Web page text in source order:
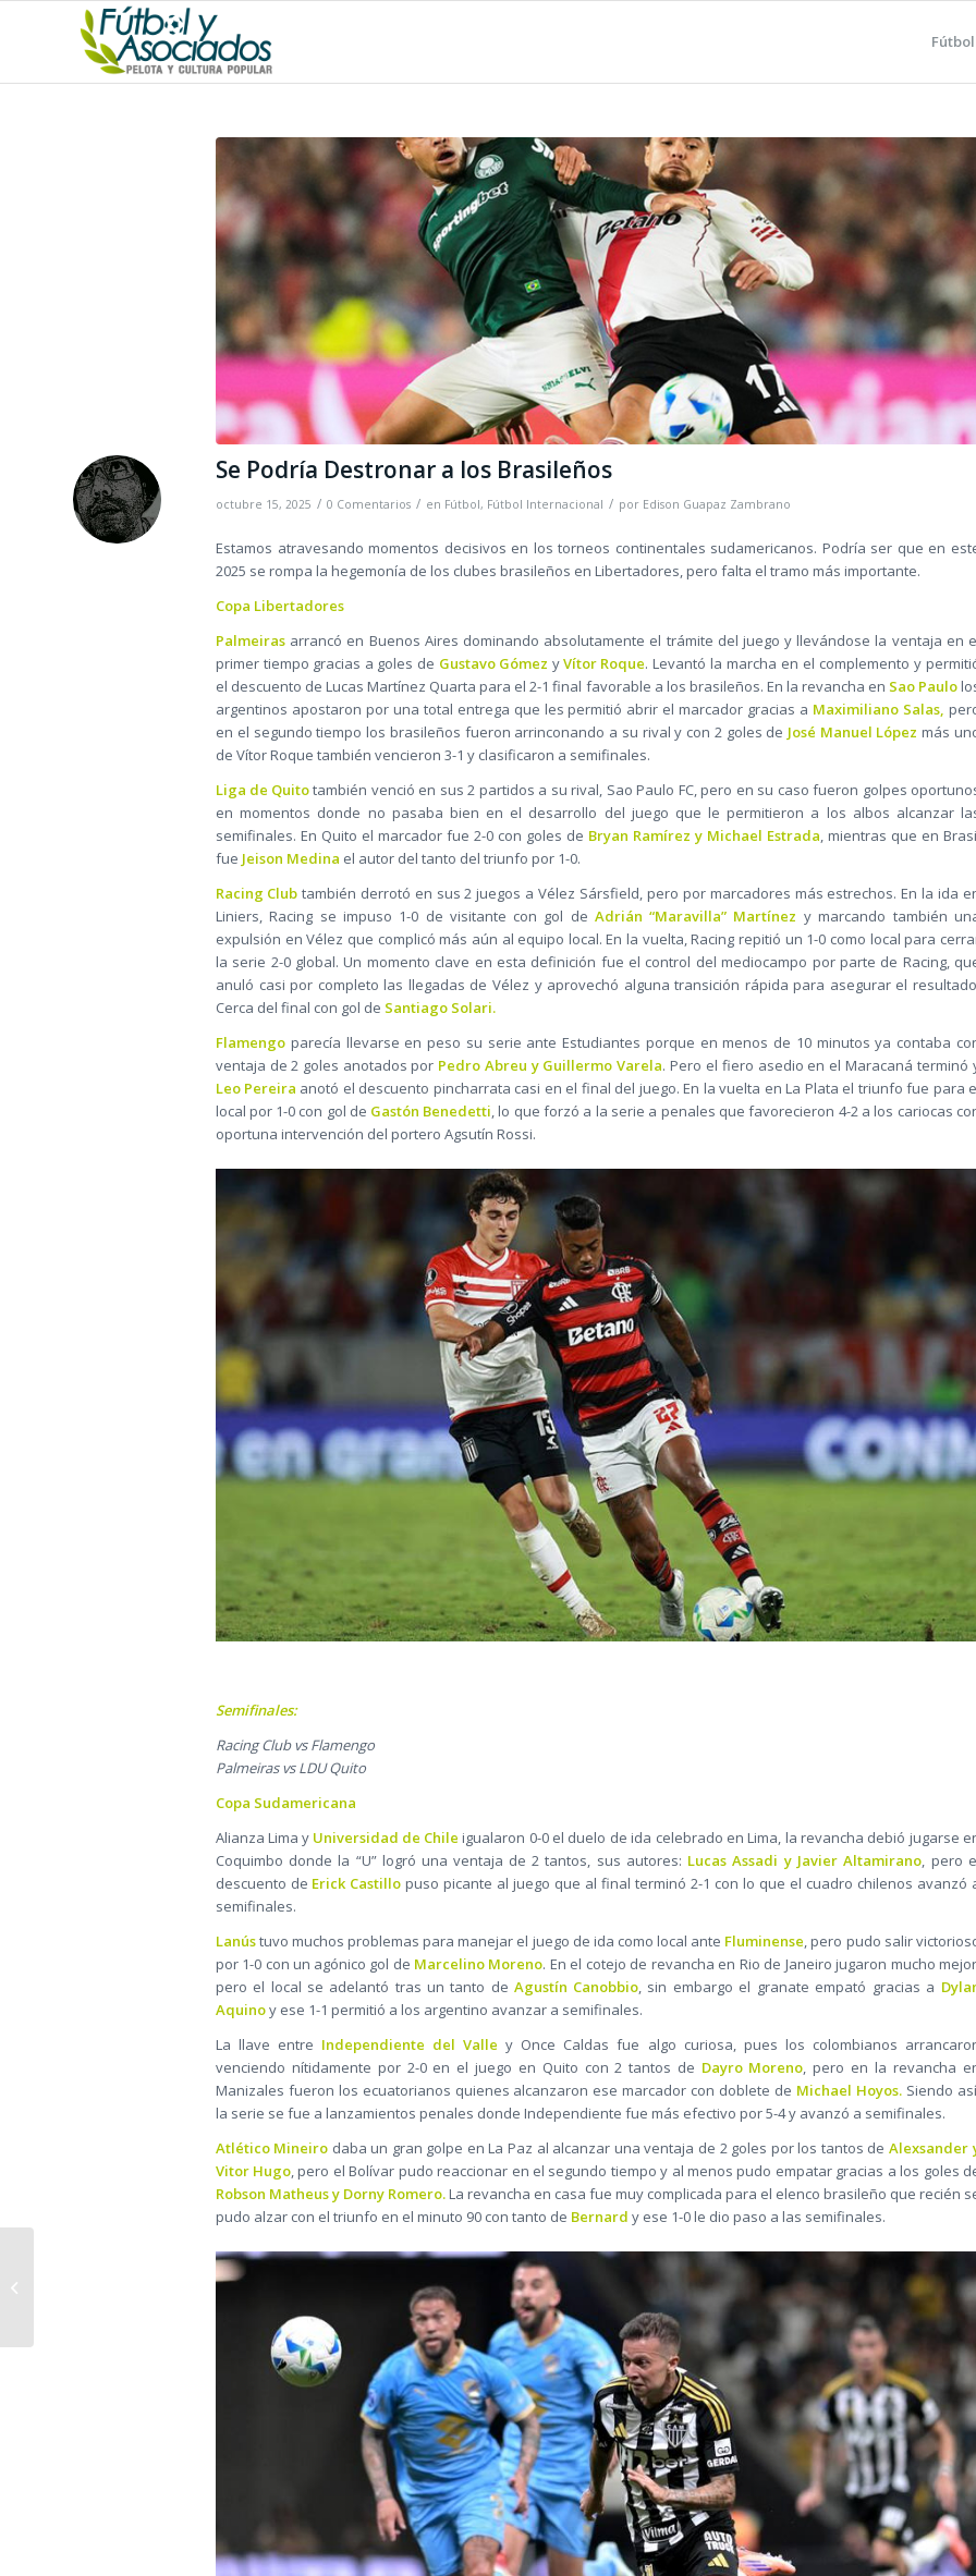
Fútbol
Se Podría Destronar a los Brasileños
octubre 15, 2025 / 0 Comentarios / en Fútbol, Fútbol Internacional / por Edison Guapaz Zambrano
Estamos atravesando momentos decisivos en los torneos continentales sudamericanos. Podría ser que en
2025 se rompa la hegemonía de los clubes brasileños en Libertadores, pero falta el tramo más importante.
Copa Libertadores
Palmeiras arrancó en Buenos Aires dominando absolutamente el trámite del juego y llevándose la ventaja en
primer tiempo gracias a goles de Gustavo Gómez yVítor Roque. Levantó la marcha en el complemento y
el descuento de Lucas Martínez Quarta para el 2-1 final favorable a los brasileños. En la revancha en Sao Paulo
argentinos apostaron por una total entrega que les permitió abrir el marcador gracias a Maximiliano Salas,
en el segundo tiempo los brasileños fueron arrinconando a su rival y con 2 goles de José Manuel López más
de Vítor Roque también vencieron 3-1 y clasificaron a semifinales.
Liga de Quitotambién venció en sus 2 partidos a su rival, Sao Paulo FC, pero en su caso fueron golpes
en momentos donde no pasaba bien en el desarrollo del juego que le permitieron a los albos alcanzar
semifinales. En Quito el marcador fue 2-0 con goles de Bryan Ramírez y Michael Estrada, mientras que en
fue Jeison Medina el autor del tanto del triunfo por 1-0.
Racing Club también derrotó en sus 2 juegos a Vélez Sársfield, pero por marcadores más estrechos. En la ida
Liniers, Racing se impuso 1-0 de visitante con gol de Adrián “Maravilla” Martínez y marcando también
expulsión en Vélez que complicó más aún al equipo local. En la vuelta, Racing repitió un 1-0 como local para
la serie 2-0 global. Un momento clave en esta definición fue el control del mediocampo por parte de Racing,
anuló casi por completo las llegadas de Vélez y aprovechó alguna transición rápida para asegurar el
Cerca del final con gol de Santiago Solari.
Flamengo parecía llevarse en peso su serie ante Estudiantes porque en menos de 10 minutos ya contaba
ventaja de 2 goles anotados por Pedro Abreu y Guillermo Varela. Pero el fiero asedio en el Maracaná terminó
Leo Pereira anotó el descuento pincharrata casi en el final del juego. En la vuelta en La Plata el triunfo fue para
local por 1-0 con gol de Gastón Benedetti, lo que forzó a la serie a penales que favorecieron 4-2 a los cariocas
oportuna intervención del portero Agsutín Rossi.
Semifinales:
Racing Club vs Flamengo
Palmeiras vs LDU Quito
Copa Sudamericana
Alianza Lima y Universidad de Chile igualaron 0-0 el duelo de ida celebrado en Lima, la revancha debió jugarse
Coquimbo donde la “U” logró una ventaja de 2 tantos, sus autores: Lucas Assadi y Javier Altamirano, pero
descuento de Erick Castillo puso picante al juego que al final terminó 2-1 con lo que el cuadro chilenos avanzó
semifinales.
Lanústuvo muchos problemas para manejar el juego de ida como local ante Fluminense, pero pudo salir
por 1-0 con un agónico gol de Marcelino Moreno. En el cotejo de revancha en Rio de Janeiro jugaron mucho
pero el local se adelantó tras un tanto de Agustín Canobbio, sin embargo el granate empató gracias a
Aquinoy ese 1-1 permitió a los argentino avanzar a semifinales.
La llave entre Independiente del Valle y Once Caldas fue algo curiosa, pues los colombianos
venciendo nítidamente por 2-0 en el juego en Quito con 2 tantos de Dayro Moreno, pero en la revancha
Manizales fueron los ecuatorianos quienes alcanzaron ese marcador con doblete de Michael Hoyos. Siendo
la serie se fue a lanzamientos penales donde Independiente fue más efectivo por 5-4 y avanzó a semifinales.
Atlético Mineiro daba un gran golpe en La Paz al alcanzar una ventaja de 2 goles por los tantos de Alexsander
Vitor Hugo, pero el Bolívar pudo reaccionar en el segundo tiempo y al menos pudo empatar gracias a los goles
Robson Matheus y Dorny Romero.La revancha en casa fue muy complicada para el elenco brasileño que recién
pudo alzar con el triunfo en el minuto 90 con tanto de Bernard y ese 1-0 le dio paso a las semifinales.